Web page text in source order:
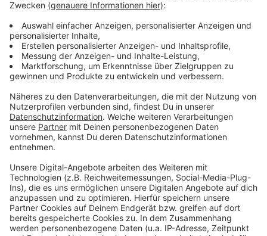
Weisser Ring:
Kostenloses Opfertelefon: 116 006 - täglich zwischen
7 Uhr und 22 Uhr.
Anzeige